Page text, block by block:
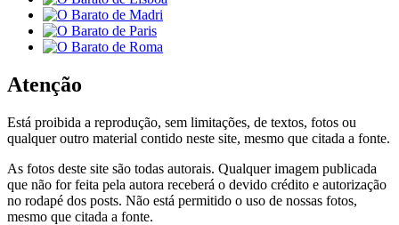
Atenção
Está proibida a reprodução, sem limitações, de textos, fotos ou
qualquer outro material contido neste site, mesmo que citada a fonte.
As fotos deste site são todas autorais. Qualquer imagem publicada
que não for feita pela autora receberá o devido crédito e autorização
no rodapé dos posts. Não está permitido o uso de nossas fotos,
mesmo que citada a fonte.